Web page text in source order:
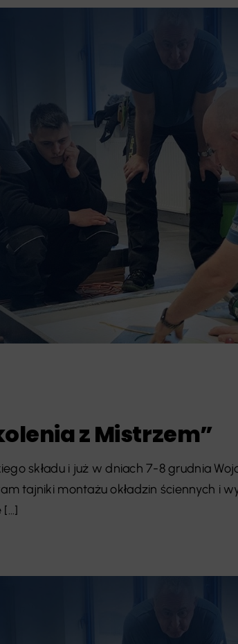
z Mistrzem”
składu i już w dniach 7-8 grudnia
tajniki montażu okładzin ściennych i